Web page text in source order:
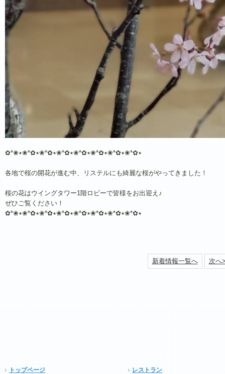
✿*❀٭✿*❀٭✿*❀٭✿*❀٭✿*❀٭✿*❀٭✿*❀٭✿*❀٭
各地で桜の開花が進む中、リステルにも綺麗な桜がやってきました！
桜の花はウイングタワー1階ロビーで皆様をお出迎え♪
ぜひご覧ください！
✿*❀٭✿*❀٭✿*❀٭✿*❀٭✿*❀٭✿*❀٭✿*❀٭✿*❀٭
新着情報一覧へ 次へ
トップページ
レストラン